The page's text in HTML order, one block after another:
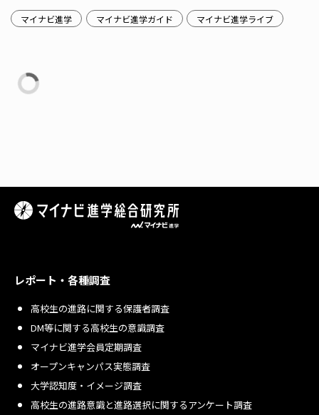
マイナビ進学 マイナビ進学ガイド マイナビ進学ライブ
DM等に関する高校生の意識調査
マイナビ進学会員定期調査
オープンキャンパス実態調査
大学認知度・イメージ調査
高校生の進路意識と進路選択に関するアンケート調査
マイナビ進学トレンド総括
マイナビ進学会員 高校生のトレンド調査